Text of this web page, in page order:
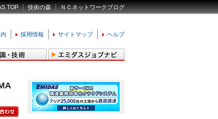
TOP 技術の森 ＮＣネットワークブログ
採用情報 サイトマップ ヘルプ